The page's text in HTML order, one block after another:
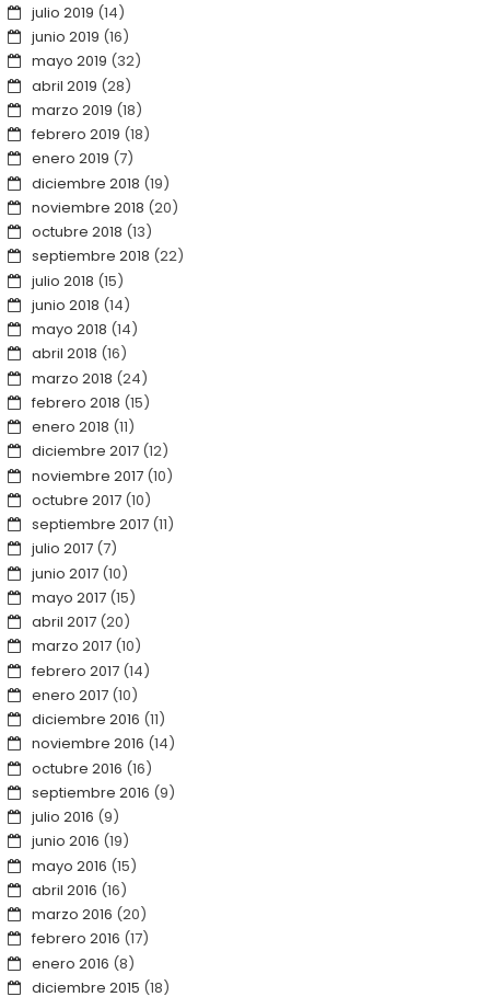
julio 2019 (14)
junio 2019 (16)
mayo 2019 (32)
abril 2019 (28)
marzo 2019 (18)
febrero 2019 (18)
enero 2019 (7)
diciembre 2018 (19)
noviembre 2018 (20)
octubre 2018 (13)
septiembre 2018 (22)
julio 2018 (15)
junio 2018 (14)
mayo 2018 (14)
abril 2018 (16)
marzo 2018 (24)
febrero 2018 (15)
enero 2018 (11)
diciembre 2017(12)
noviembre 2017(10)
octubre 2017(10)
septiembre 2017(11)
julio 2017(7)
junio 2017(10)
mayo 2017(15)
abril 2017(20)
marzo 2017(10)
febrero 2017(14)
enero 2017(10)
diciembre 2016 (11)
noviembre 2016 (14)
octubre 2016 (16)
septiembre 2016 (9)
julio 2016 (9)
junio 2016 (19)
mayo 2016 (15)
abril 2016 (16)
marzo 2016 (20)
febrero 2016 (17)
enero 2016 (8)
diciembre 2015 (18)